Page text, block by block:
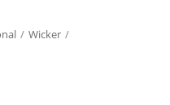
/ Wicker /